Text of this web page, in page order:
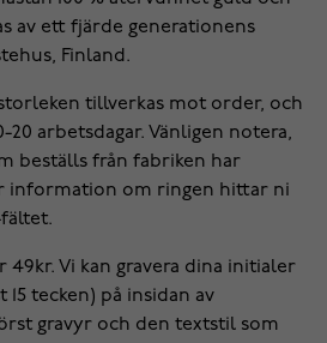
av ett fjärde generationens
Finland.
tillverkas mot order, och
20 arbetsdagar. Vänligen notera,
beställs från fabriken har
information om ringen hittar ni
Vi kan gravera dina initialer
tecken) på insidan av
gravyr och den textstil som